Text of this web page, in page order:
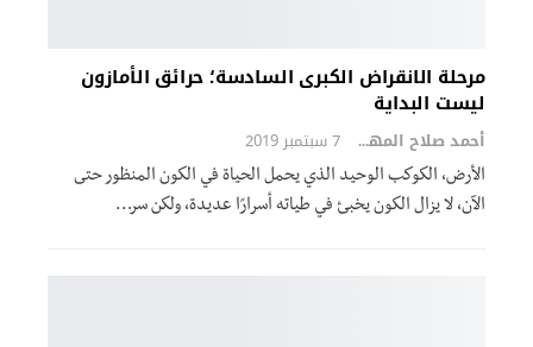
مرحلة الانقراض الكبرى السادسة؛ حرائق الأمازون
ليست البداية
أحمد صلاح المهدي 7 سبتمبر 2019
الأرض، الكوكب الوحيد الذي يحمل الحياة في الكون المنظور حتى
الآن، لا يزال الكون يخبئ في طياته أسرارًا عديدة، ولكن سر…